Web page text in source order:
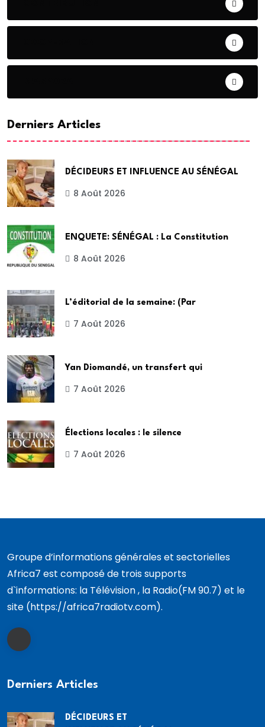
Derniers Articles
DÉCIDEURS ET INFLUENCE AU SÉNÉGAL
8 Août 2026
ENQUETE: SÉNÉGAL : La Constitution
8 Août 2026
L’éditorial de la semaine: (Par
7 Août 2026
Yan Diomandé, un transfert qui
7 Août 2026
Élections locales : le silence
7 Août 2026
Groupe d’informations générales et sectorielles
Africa7 est composé de trois supports
d`informations: la Télévision , la Radio(FM 90.7) et le
site (https://africa7radiotv.com).
Derniers Articles
DÉCIDEURS ET